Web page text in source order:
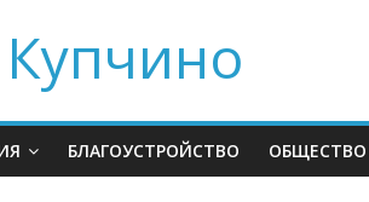
БЛАГОУСТРОЙСТВО ОБЩЕСТВО